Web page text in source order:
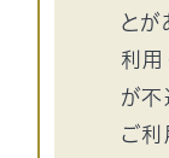
とが
利用
が不
ご利